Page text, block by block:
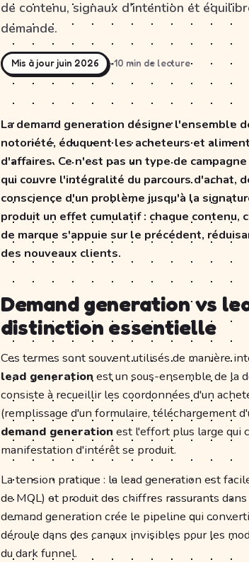
de contenu, signaux d'intention et
demande.
Mis à jour juin 2026 ~10 min de lecture
La demand generation désigne l'ensemble
notoriété, éduquent les acheteurs et
d'affaires. Ce n'est pas un type de
qui couvre l'intégralité du parcours d'achat,
conscience d'un problème jusqu'à la
produit un effet cumulatif : chaque contenu,
de marque s'appuie sur le précédent,
des nouveaux clients.
Demand generation vs
distinction essentielle
Ces termes sont souvent utilisés de manière
lead generation est un sous-ensemble de la
consiste à recueillir les coordonnées d'un
(remplissage d'un formulaire, téléchargement
demand generation est l'effort plus large qui
manifestation d'intérêt se produit.
La tension pratique : la lead generation est
de MQL) et produit des chiffres rassurants
demand generation crée le pipeline qui
déroule dans des canaux invisibles pour les
du dark funnel.